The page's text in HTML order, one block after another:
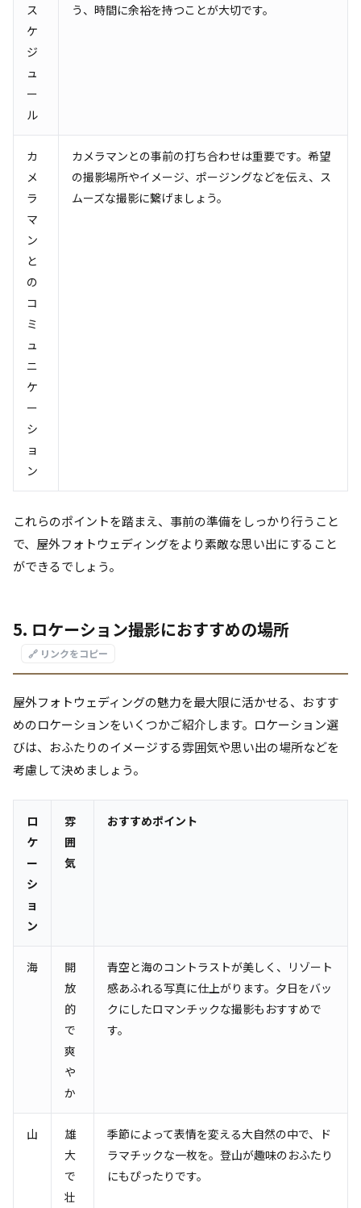
ス
ケ
ジ
ュ
ー
ル
う、時間に余裕を持つことが大切です。
カ
メ
ラ
マ
ン
と
の
コ
ミ
ュ
ニ
ケ
ー
シ
ョ
ン
カメラマンとの事前の打ち合わせは重要です。希望
の撮影場所やイメージ、ポージングなどを伝え、ス
ムーズな撮影に繋げましょう。
これらのポイントを踏まえ、事前の準備をしっかり行うこと
で、屋外フォトウェディングをより素敵な思い出にすること
ができるでしょう。
5. ロケーション撮影におすすめの場所
🔗 リンクをコピー
屋外フォトウェディングの魅力を最大限に活かせる、おすす
めのロケーションをいくつかご紹介します。ロケーション選
びは、おふたりのイメージする雰囲気や思い出の場所などを
考慮して決めましょう。
ロ
ケ
ー
シ
ョ
ン
雰
囲
気
おすすめポイント
海
開
放
的
で
爽
や
か
青空と海のコントラストが美しく、リゾート
感あふれる写真に仕上がります。夕日をバッ
クにしたロマンチックな撮影もおすすめで
す。
山
雄
大
で
壮
季節によって表情を変える大自然の中で、ド
ラマチックな一枚を。登山が趣味のおふたり
にもぴったりです。